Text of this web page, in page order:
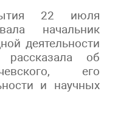
22 июля
начальник
деятельности
об
его
и научных